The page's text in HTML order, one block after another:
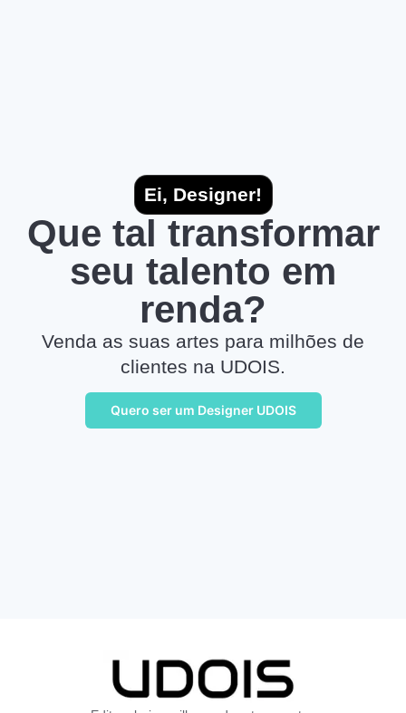
Ei, Designer!
Que tal transformar
seu talento em
renda?
Venda as suas artes para milhões de
clientes na UDOIS.
Quero ser um Designer UDOIS